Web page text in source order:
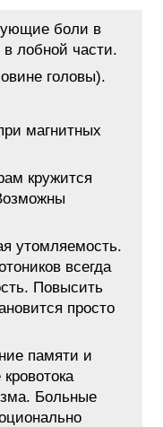
боли в
в лобной части.
головы).
магнитных
кружится
утомляемость.
всегда
Повысить
просто
памяти и
Больные